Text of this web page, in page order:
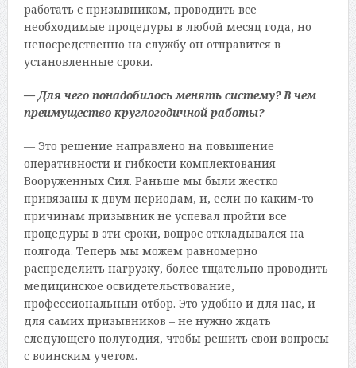
работать с призывником, проводить все
необходимые процедуры в любой месяц года, но
непосредственно на службу он отправится в
установленные сроки.
— Для чего понадобилось менять систему? В чем
преимущество круглогодичной работы?
— Это решение направлено на повышение
оперативности и гибкости комплектования
Вооруженных Сил. Раньше мы были жестко
привязаны к двум периодам, и, если по каким-то
причинам призывник не успевал пройти все
процедуры в эти сроки, вопрос откладывался на
полгода. Теперь мы можем равномерно
распределить нагрузку, более тщательно проводить
медицинское освидетельствование,
профессиональный отбор. Это удобно и для нас, и
для самих призывников – не нужно ждать
следующего полугодия, чтобы решить свои вопросы
с воинским учетом.